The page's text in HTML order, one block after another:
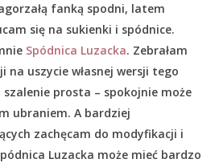
fanką spodni, latem
się na sukienki i spódnice.
Spódnica Luzacka. Zebrałam
na uszycie własnej wersji tego
prosta – spokojnie może
ubraniem. A bardziej
zachęcam do modyfikacji i
Luzacka może mieć bardzo